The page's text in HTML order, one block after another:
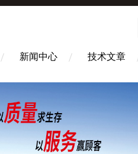
新闻中心 技术文章